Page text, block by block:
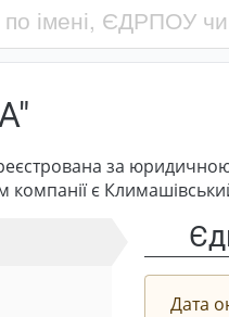
за
компанії є
Дата